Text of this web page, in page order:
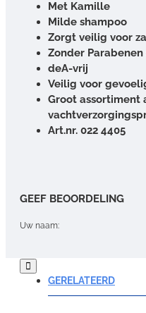
Met Kamille
Milde shampoo
Zorgt veilig voor
Zonder
deA-vrij
Veilig voor
Groot assortiment
Art.nr. 022 4405
GEEF BEOORDELING
Uw naam:
Opmerking:
GERELATEERD